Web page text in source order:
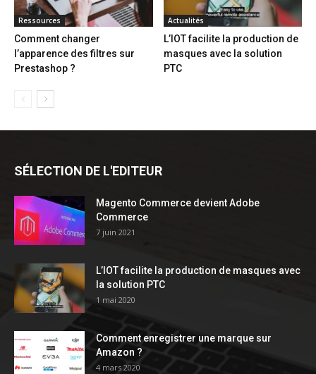
Ressources
Comment changer
l’apparence des filtres sur
Prestashop ?
Actualités
L’IOT facilite la production de
masques avec la solution
PTC
SÉLECTION DE L'EDITEUR
Magento Commerce devient Adobe
Commerce
7 juin 2021
L’IOT facilite la production de masques avec
la solution PTC
1 mai 2020
Comment enregistrer une marque sur
Amazon ?
4 mars 2020